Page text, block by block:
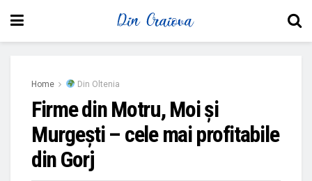
Home Din Oltenia
Firme din Motru, Moi și
Murgești – cele mai profitabile
din Gorj